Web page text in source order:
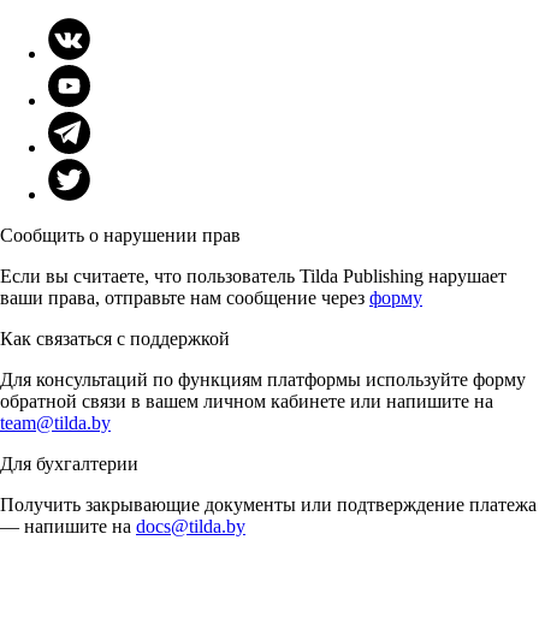
Сообщить о нарушении прав
Если вы считаете, что пользователь Tilda Publishing нарушает
ваши права, отправьте нам сообщение через форму
Как связаться с поддержкой
Для консультаций по функциям платформы используйте форму
обратной связи в вашем личном кабинете или напишите на
team@tilda.by
Для бухгалтерии
Получить закрывающие документы или подтверждение платежа
— напишите на docs@tilda.by